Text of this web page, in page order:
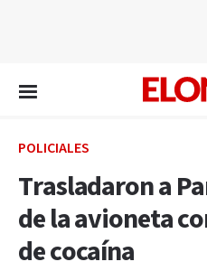
POLICIALES
Trasladaron a
de la avioneta
de cocaína